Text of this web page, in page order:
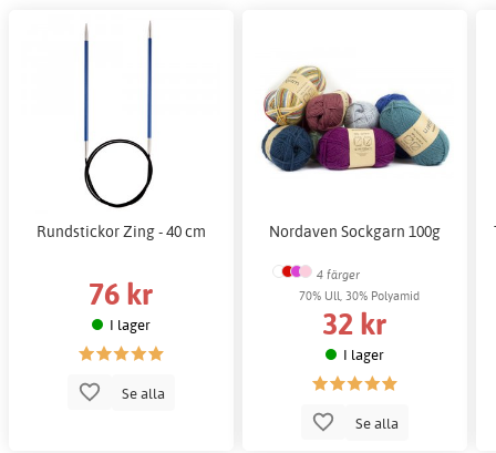
Rundstickor Zing - 40 cm
76 kr
I lager
Se alla
Nordaven Sockgarn 100g
4 färger
70% Ull, 30% Polyamid
32 kr
I lager
Se alla